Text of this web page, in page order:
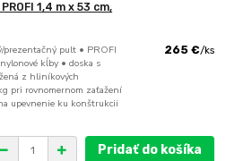
1,4 m x 53 cm,
prezentačný pult • PROFI
kĺby • doska s
z hliníkových
pri rovnomernom zaťažení
upevnenie ku konštrukcii
265 €/ks
Pridať do košíka